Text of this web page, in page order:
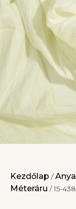
Kezdőlap /
Méteráru / 15-